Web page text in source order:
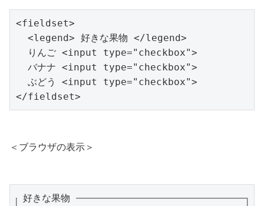
<fieldset>
</fieldset>
＜ブラウザの表示＞